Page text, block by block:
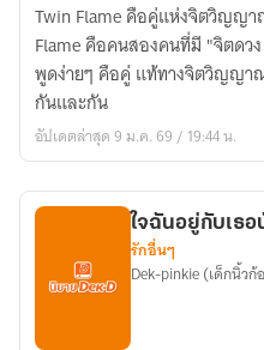
จิต
คู่
แฝด
ทาง
จิต
Twin Flame คือคู่แห่งจิตวิญญา
Flame คือคนสองคนที่มี "จิตดว
พูดง่ายๆ คือคู่ แท้ทางจิตวิญญา
กันและกัน
อัปเดตล่าสุด 9 ม.ค. 69 / 19:44 น.
ใจฉันอยู่กับเธ
รักอื่นๆ
Dek-pinkie (เด็กนิ้วก้